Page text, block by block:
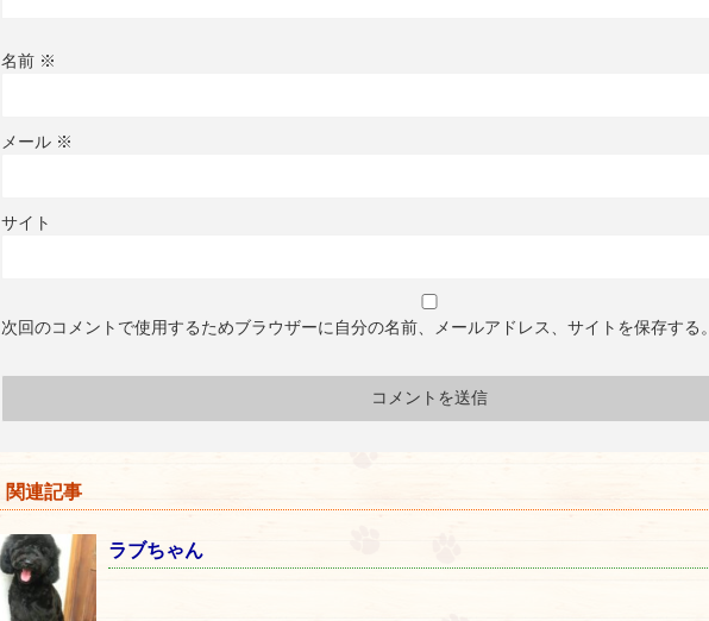
名前 ※
メール ※
サイト
次回のコメントで使用するためブラウザーに自分の名前、メールアドレス、サイトを保存する。
関連記事
ラブちゃん